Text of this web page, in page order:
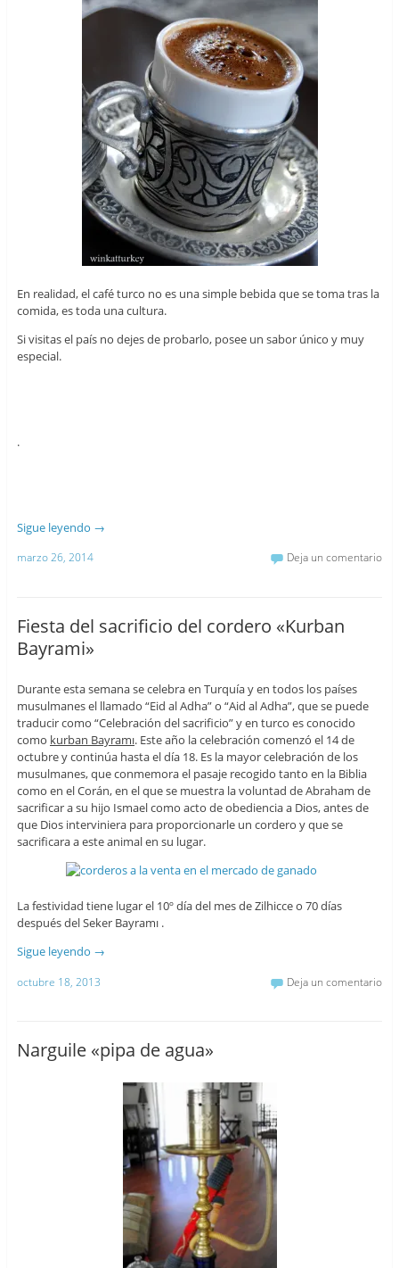
En realidad, el café turco no es una simple bebida que se toma tras la
comida, es toda una cultura.
Si visitas el país no dejes de probarlo, posee un sabor único y muy
especial.
.
Sigue leyendo →
marzo 26, 2014 Deja un comentario
Fiesta del sacrificio del cordero «Kurban
Bayrami»
Durante esta semana se celebra en Turquía y en todos los países
musulmanes el llamado “Eid al Adha” o “Aid al Adha”, que se puede
traducir como “Celebración del sacrificio” y en turco es conocido
como kurban Bayramı. Este año la celebración comenzó el 14 de
octubre y continúa hasta el día 18. Es la mayor celebración de los
musulmanes, que conmemora el pasaje recogido tanto en la Biblia
como en el Corán, en el que se muestra la voluntad de Abraham de
sacrificar a su hijo Ismael como acto de obediencia a Dios, antes de
que Dios interviniera para proporcionarle un cordero y que se
sacrificara a este animal en su lugar.
La festividad tiene lugar el 10º día del mes de Zilhicce o 70 días
después del Seker Bayramı .
Sigue leyendo →
octubre 18, 2013 Deja un comentario
Narguile «pipa de agua»